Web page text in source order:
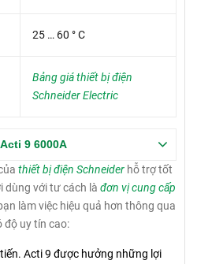
25 … 60 ° C
Bảng giá thiết bị điện
Schneider Electric
9 6000A
thiết bị điện Schneider hỗ trợ tốt
dùng với tư cách là đơn vị cung cấp
làm việc hiệu quả hơn thông qua
độ uy tín cao:
Acti 9 được hưởng những lợi